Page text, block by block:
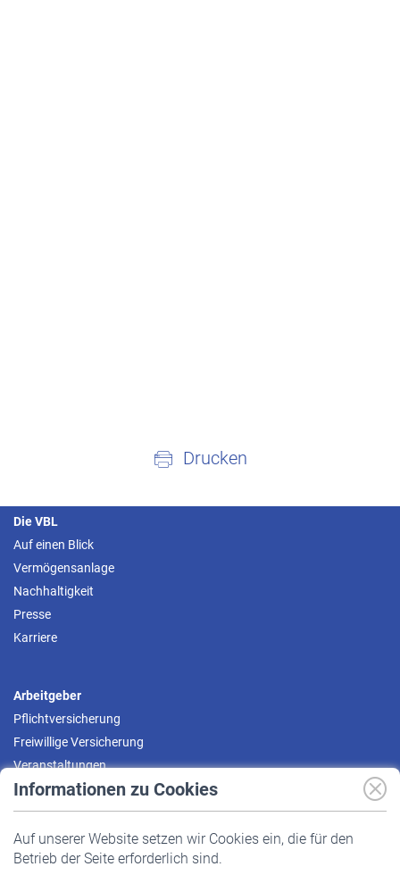
Informationen zu Cookies
Auf unserer Website setzen wir Cookies ein, die für den
Betrieb der Seite erforderlich sind.
Drucken
Die VBL
Auf einen Blick
Vermögensanlage
Nachhaltigkeit
Presse
Karriere
Arbeitgeber
Pflichtversicherung
Freiwillige Versicherung
Veranstaltungen
Pflichtversicherung